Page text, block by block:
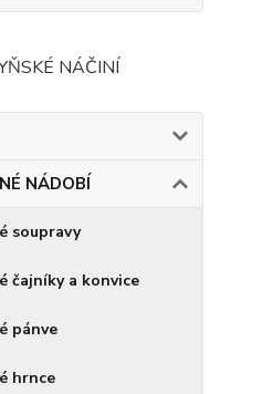
NÁČINÍ
NÁDOBÍ
soupravy
čajníky a konvice
pánve
hrnce